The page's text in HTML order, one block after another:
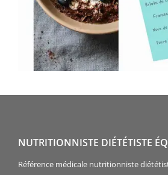
NUTRITIONNISTE DIÉTÉTISTE
Référence médicale nutritionniste